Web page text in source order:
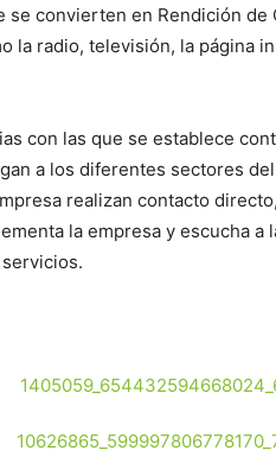
convierten en Rendición de
la radio, televisión, la página
con las que se establece
a los diferentes sectores
realizan contacto
la empresa y escucha